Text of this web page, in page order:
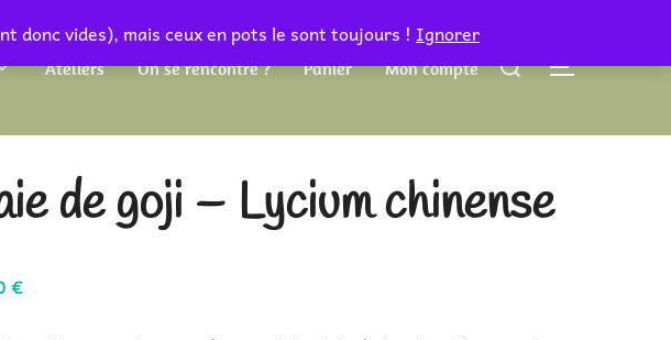
donc vides), mais ceux en pots le sont toujours ! Ignorer
Ateliers On se rencontre ? Panier Mon compte
de goji – Lycium chinense
€